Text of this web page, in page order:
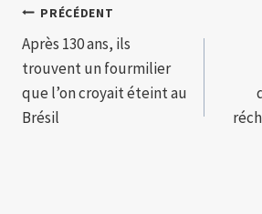
Navigation
de
l’article
PRÉCÉDENT
Après 130 ans, ils
trouvent un fourmilier
que l’on croyait éteint au
Brésil